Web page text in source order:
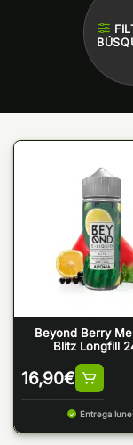
Beyond Berry
Blitz Longfill
16,90€
Entrega